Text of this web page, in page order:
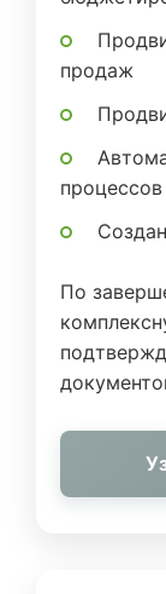
продаж
процессов
По